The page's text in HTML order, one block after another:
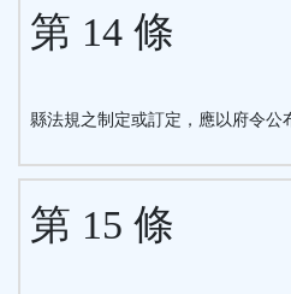
第 14 條
縣法規之制定或訂定，應以府令
第 15 條